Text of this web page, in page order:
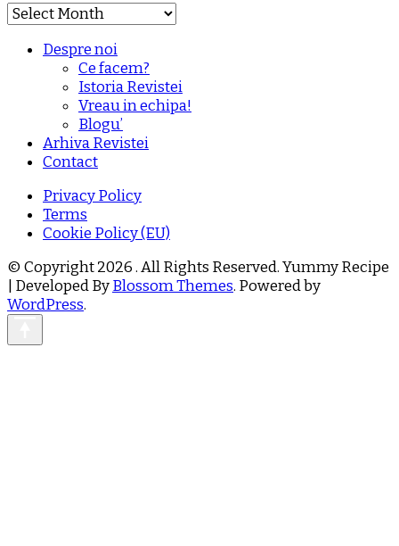
Masina
timpului
Despre noi
Ce facem?
Istoria Revistei
Vreau in echipa!
Blogu’
Arhiva Revistei
Contact
Privacy Policy
Terms
Cookie Policy (EU)
© Copyright 2026. All Rights Reserved.Yummy Recipe
| Developed ByBlossom Themes. Powered by
WordPress.